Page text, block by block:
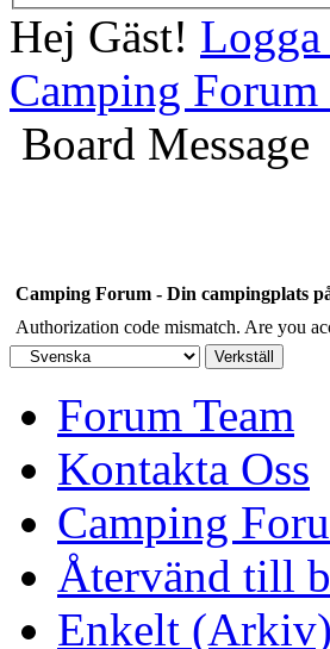
Hej Gäst!
Camping
Board Message
Camping Forum - Din campingplats
Authorization code mismatch. Are you
Forum Team
Kontakta Oss
Camping
Återvänd till
Enkelt